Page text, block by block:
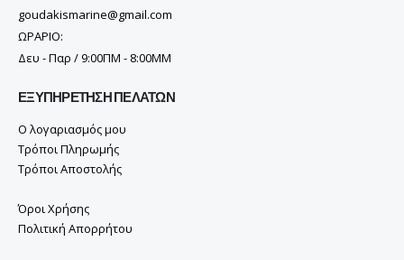
goudakismarine@gmail.com
ΩΡΑΡΙΟ:
Δευ - Παρ / 9:00ΠΜ - 8:00ΜΜ
ΕΞΥΠΗΡΈΤΗΣΗ ΠΕΛΑΤΏΝ
Ο λογαριασμός μου
Τρόποι Πληρωμής
Τρόποι Αποστολής
Όροι Χρήσης
Πολιτική Απορρήτου